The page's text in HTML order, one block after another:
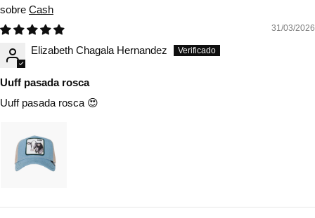
Cash
31/03/2026
Elizabeth Chagala Hernandez
Uuff pasada rosca
Uuff pasada rosca 😍